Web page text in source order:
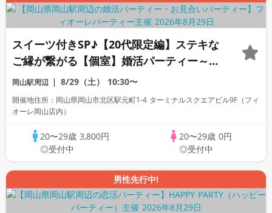
スイーツ付きSP♪【20代限定編】ステキな
ご縁が繋がる【個室】婚活パーティー～真
剣な出会い～
岡山駅周辺 8/29（土） 10:30〜
開催地住所：岡山県岡山市北区駅元町1-4 ターミナルスクエアビル9F（フィ
オーレ岡山店内）
20〜29歳 3,800円
◎受付中
20〜29歳 0円
◎受付中
男性先行中!